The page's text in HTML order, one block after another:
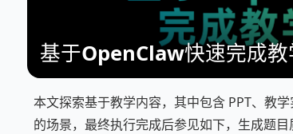
基于OpenClaw快速完成
本文探索基于教学内容，其中包含 PPT、教
的场景，最终执行完成后参见如下，生成题